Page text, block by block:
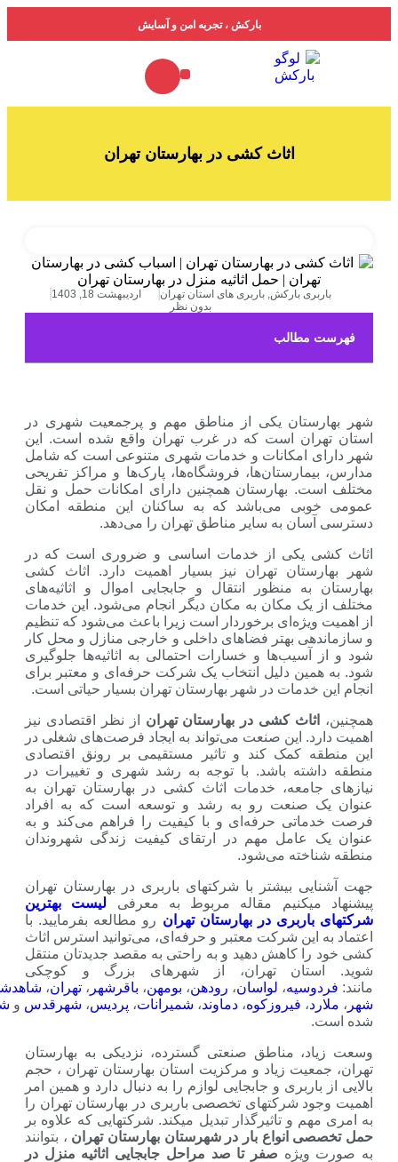
بارکش ، تجربه امن و آسایش
اثاث کشی در بهارستان تهران
باربری های استان تهران
اردیبهشت 18, 1403
مطالب
یکی از مناطق مهم و پرجمعیت شهری در
است که در غرب تهران واقع شده است. این
امکانات و خدمات شهری متنوعی است که شامل
فروشگاه‌ها، پارک‌ها و مراکز تفریحی
بهارستان همچنین دارای امکانات حمل و نقل
می‌باشد که به ساکنان این منطقه امکان
به سایر مناطق تهران را می‌دهد.
یکی از خدمات اساسی و ضروری است که در
تهران نیز بسیار اهمیت دارد. اثاث کشی
به منظور انتقال و جابجایی اموال و اثاثیه‌های
یک مکان به مکان دیگر انجام می‌شود. این خدمات
ویژه‌ای برخوردار است زیرا باعث می‌شود که تنظیم
بهتر فضاهای داخلی و خارجی منازل و محل کار
و خسارات احتمالی به اثاثیه‌ها جلوگیری
دلیل انتخاب یک شرکت حرفه‌ای و معتبر برای
خدمات در شهر بهارستان تهران بسیار حیاتی است.
اثاث کشی در بهارستان تهراناز نظر اقتصادی نیز
این صنعت می‌تواند به ایجاد فرصت‌های شغلی در
کمک کند و تاثیر مستقیمی بر رونق اقتصادی
باشد. با توجه به رشد شهری و تغییرات در
جامعه، خدمات اثاث کشی در بهارستان تهران به
صنعت رو به رشد و توسعه است که به افراد
حرفه‌ای و با کیفیت را فراهم می‌کند و به
عامل مهم در ارتقای کیفیت زندگی شهروندان
می‌شود.
بیشتر با شرکتهای باربری در بهارستان تهران
میکنیم مقاله مربوط به معرفی
لیست بهترین
در بهارستان تهرانرو مطالعه بفرمایید. با
این شرکت معتبر و حرفه‌ای، می‌توانید استرس اثاث
کاهش دهید و به راحتی به مقصد جدیدتان منتقل
تهران، از شهرهای بزرگ و کوچکی
،لواسان،رودهن ،بومهن ،باقرشهر،تهران، شاهدشهر ،نسیم
فیروزکوه، دماوند، شمیرانات،پردیس، شهرقدسوشهرریتشکیل
مناطق صنعتی گسترده، نزدیکی به بهارستان
زیاد و مرکزیت استان بهارستان تهران ، حجم
باربری و جابجایی لوازم را به دنبال دارد و همین امر
شرکتهای تخصصی باربری در بهارستان تهران را
و تاثیرگذار تبدیل میکند. شرکتهایی که علاوه بر
انواع بار در شهرستان بهارستان تهران، بتوانند
ویژه صفر تا صد مراحل جابجایی اثاثیه منزل در